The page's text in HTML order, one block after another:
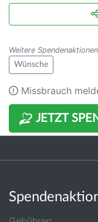
JETZT
Weitere
Wünsche
Missbrauch